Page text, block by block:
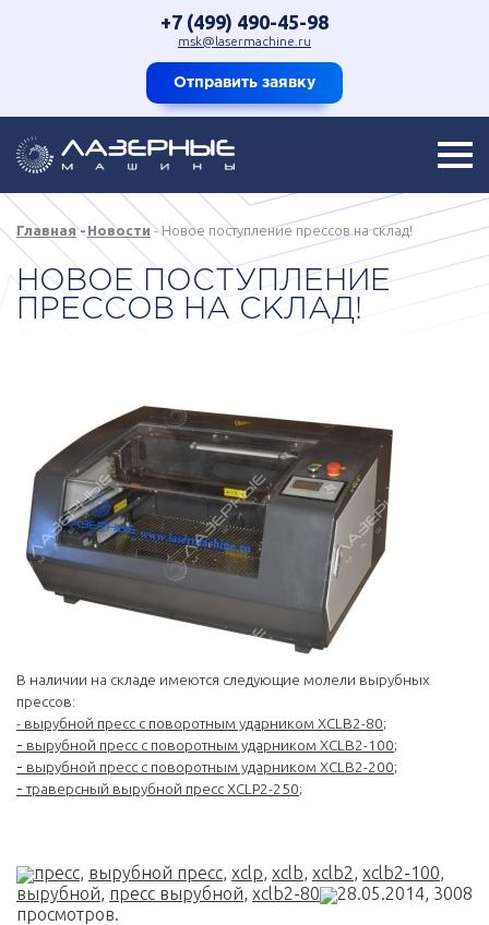
Отправить заявку
msk@lasermachine.ru
+7 (499) 490-45-98
Главная Новости Новое поступление прессов на склад!
НОВОЕ ПОСТУПЛЕНИЕ
ПРЕССОВ НА СКЛАД!
В наличии на складе имеются следующие молели вырубных
прессов:
- вырубной пресс с поворотным ударником XCLB2-80;
- вырубной пресс с поворотным ударником XCLB2-100;
- вырубной пресс с поворотным ударником XCLB2-200;
- траверсный вырубной пресс XCLP2-250;
пресс, вырубной пресс, xclp, xclb, xclb2, xclb2-100,
вырубной, пресс вырубной, xclb2-80 28.05.2014, 3008
просмотров.